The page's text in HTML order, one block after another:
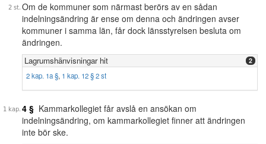
Om de kommuner som närmast berörs av en sådan
indelningsändring är ense om denna och ändringen avser
kommuner i samma län, får dock länsstyrelsen besluta om
ändringen.
Lagrumshänvisningar hit 2
2 kap. 1a §, 1 kap. 12 § 2 st
4 § Kammarkollegiet får avslå en ansökan om
indelningsändring, om kammarkollegiet finner att ändringen
inte bör ske.